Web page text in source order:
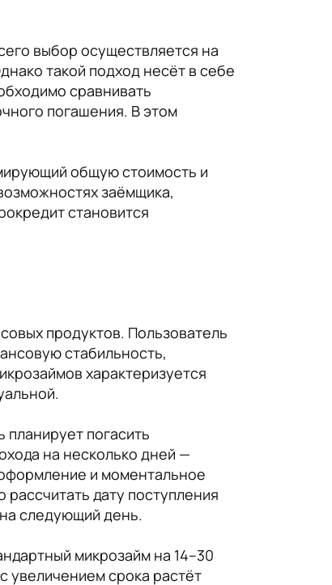
выбор осуществляется на
такой подход несёт в себе
сравнивать
погашения. В этом
общую стоимость и
заёмщика,
становится
продуктов. Пользователь
стабильность,
характеризуется
погасить
на несколько дней —
и моментальное
дату поступления
следующий день.
микрозайм на 14–30
увеличением срока растёт